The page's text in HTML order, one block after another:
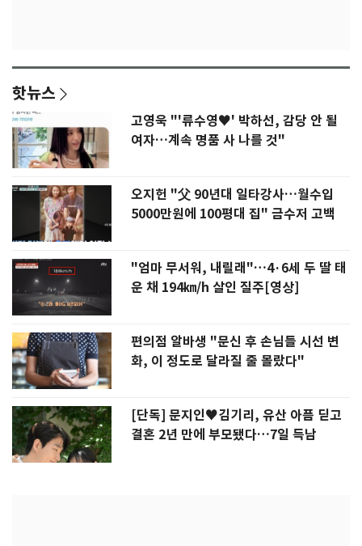
핫뉴스
고영욱 "'류수영♥' 박하선, 감당 안 될
여자…계속 명품 사 나를 것"
오지헌 "父 90년대 일타강사…월수입
5000만원에 100평대 집" 금수저 고백
"엄마 무서워, 내릴래"…4·6세 두 딸 태
운 채 194㎞/h 살인 질주[영상]
편의점 알바생 "문신 후 손님들 시선 변
화, 이 정도로 달라질 줄 몰랐다"
[단독] 문지인♥김기리, 유산 아픔 딛고
결혼 2년 만에 부모됐다…7일 득남